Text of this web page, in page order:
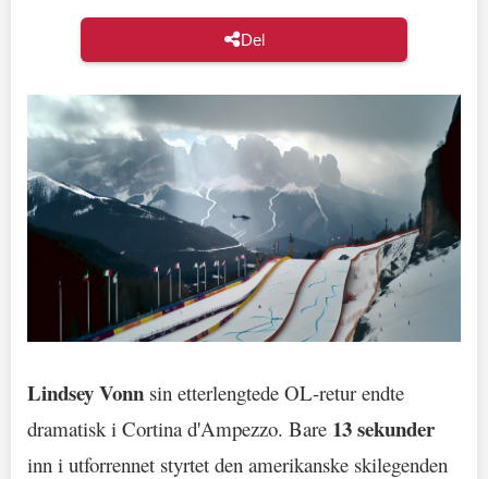
Del
Lindsey Vonn sin etterlengtede OL-retur endte
dramatisk i Cortina d'Ampezzo. Bare 13 sekunder
inn i utforrennet styrtet den amerikanske skilegenden